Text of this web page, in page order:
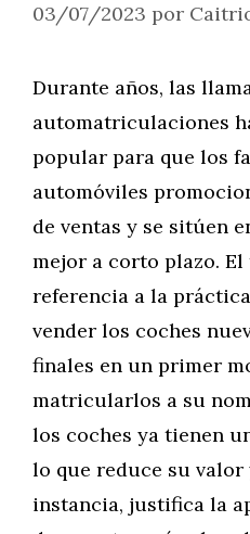
03/07/2023 por
Durante años, las
automatriculaciones
popular para que los
automóviles
de ventas y se sitúen
mejor a corto plazo.
referencia a la
vender los coches
finales en un primer
matricularlos a su
los coches ya tienen
lo que reduce su valor
instancia, justifica la